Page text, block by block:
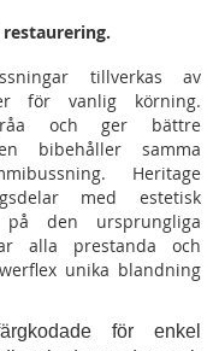
tillverkas av
för vanlig körning.
och ger bättre
bibehåller samma
Heritage
med estetisk
på den ursprungliga
alla prestanda och
unika blandning
för enkel